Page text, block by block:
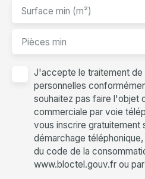
Surface min (m²)
Pièces min
J'accepte le traitement de
personnelles
souhaitez pas faire l'objet
commerciale par voie
vous inscrire gratuitement
démarchage
du code de la
www.bloctel.gouv.fr ou